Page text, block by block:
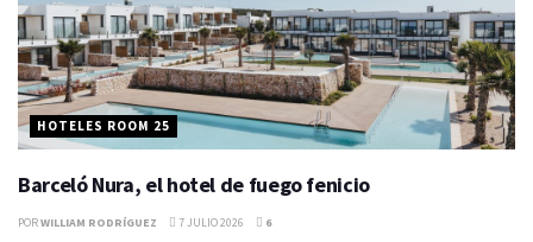
HOTELES ROOM 25
Barceló Nura, el hotel de fuego fenicio
PORWILLIAM RODRÍGUEZ 7 JULIO 2026 6